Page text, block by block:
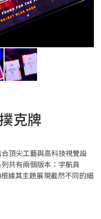
克牌
頂尖工藝與高科技視覺設
共有兩個版本：宇航員
據其主題展現截然不同的細